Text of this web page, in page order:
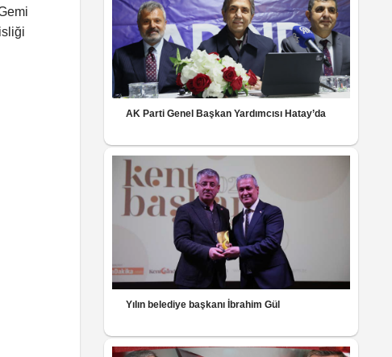
AK Parti Genel Başkan Yardımcısı Hatay’da
Yılın belediye başkanı İbrahim Gül